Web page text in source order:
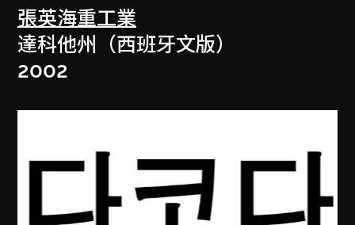
張英海重工業
達科他州（西班牙文版）
2002